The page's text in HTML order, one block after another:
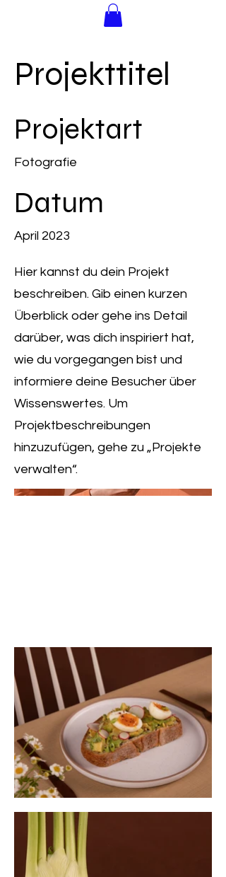
Projekttitel
Projektart
Fotografie
Datum
April 2023
Hier kannst du dein Projekt
beschreiben. Gib einen kurzen
Überblick oder gehe ins Detail
darüber, was dich inspiriert hat,
wie du vorgegangen bist und
informiere deine Besucher über
Wissenswertes. Um
Projektbeschreibungen
hinzuzufügen, gehe zu „Projekte
verwalten“.